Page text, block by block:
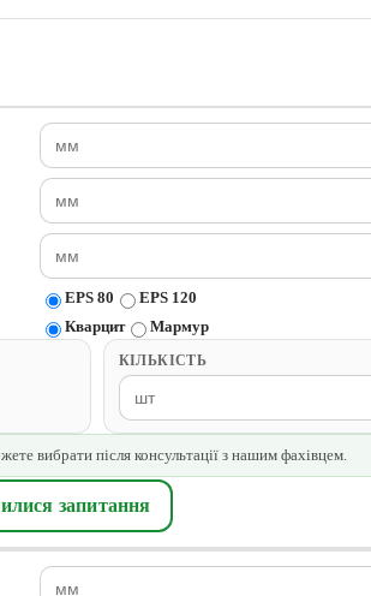
EPS 80
EPS 120
Кварцит Мармур
КІЛЬКІСТЬ
вибрати після консультації з нашим фахівцем.
запитання